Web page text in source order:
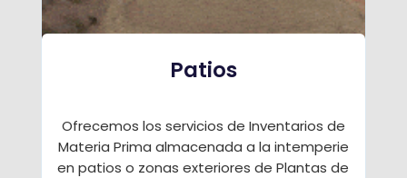
Patios
Ofrecemos los servicios de Inventarios de
Materia Prima almacenada a la intemperie
en patios o zonas exteriores de Plantas de